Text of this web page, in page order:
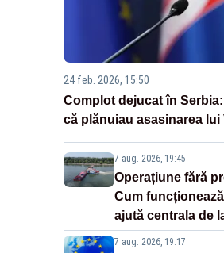
24 feb. 2026, 15:50
Complot dejucat în
că plănuiau asasinarea lui
7 aug. 2026, 19:45
Operațiune fără
Cum
ajută centrala de
7 aug. 2026, 19:17